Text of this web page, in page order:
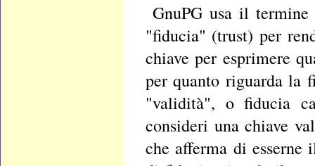
GnuPG usa il
"fiducia" (trust) per
chiave per esprimere
per quanto riguarda la
"validità", o fiducia
consideri una chiave
che afferma di